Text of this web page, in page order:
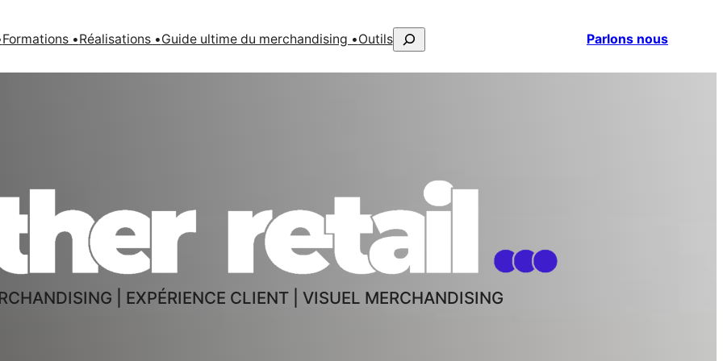
Formations •Réalisations •Guide ultime du merchandising •OutilsRechercher Parlons nous
| EXPÉRIENCE CLIENT | VISUEL MERCHANDISING